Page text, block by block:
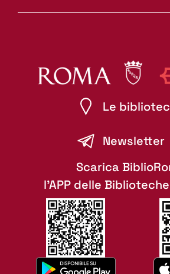
Le
Newsletter
Scarica
l'APP delle